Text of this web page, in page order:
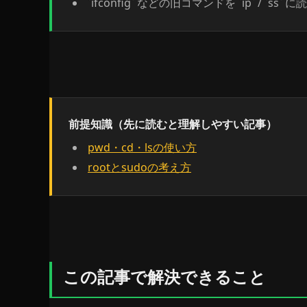
前提知識（先に読むと理解しやすい記事）
pwd・cd・lsの使い方
rootとsudoの考え方
この記事で解決できること